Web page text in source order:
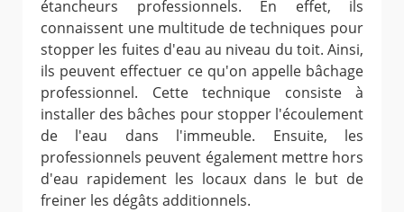
étancheurs professionnels. En effet, ils
connaissent une multitude de techniques pour
stopper les fuites d'eau au niveau du toit. Ainsi,
ils peuvent effectuer ce qu'on appelle bâchage
professionnel. Cette technique consiste à
installer des bâches pour stopper l'écoulement
de l'eau dans l'immeuble. Ensuite, les
professionnels peuvent également mettre hors
d'eau rapidement les locaux dans le but de
freiner les dégâts additionnels.